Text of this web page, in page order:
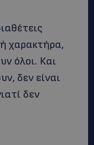
χαρακτήρα,
όλοι. Και
δεν είναι
δεν